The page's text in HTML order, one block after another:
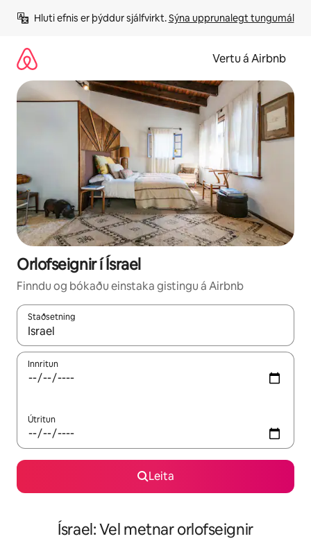
beint
Hluti efnis er þýddur sjálfvirkt. Sýna upprunalegt tungumál
Vertu á Airbnb
Orlofseignir í Ísrael
Finndu og bókaðu einstaka gistingu á Airbnb
Staðsetning
Þegar niðurstöður liggja fyrir skaltu nota upp og niður
Innritun
Útritun
Leita
Ísrael: Vel metnar orlofseignir